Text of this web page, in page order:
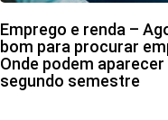
Emprego e renda –
bom para procurar
Onde podem
segundo semestre